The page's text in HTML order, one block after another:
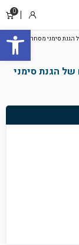
פתח
0
סל
התחבר
הגנת סימני מסחר באיחוד
של הגנת סימני